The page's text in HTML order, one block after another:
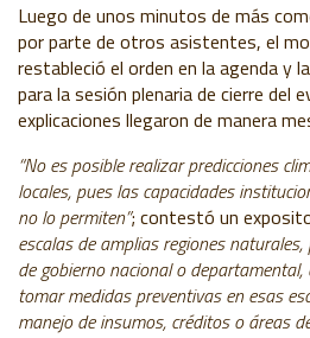
Luego de unos minutos de más
por parte de otros asistentes, el
restableció el orden en la agenda y
para la sesión plenaria de cierre del
explicaciones llegaron de manera
“No es posible realizar predicciones
locales, pues las capacidades
no lo permiten”; contestó un
escalas de amplias regiones
de gobierno nacional o
tomar medidas preventivas en esas
manejo de insumos, créditos o áreas